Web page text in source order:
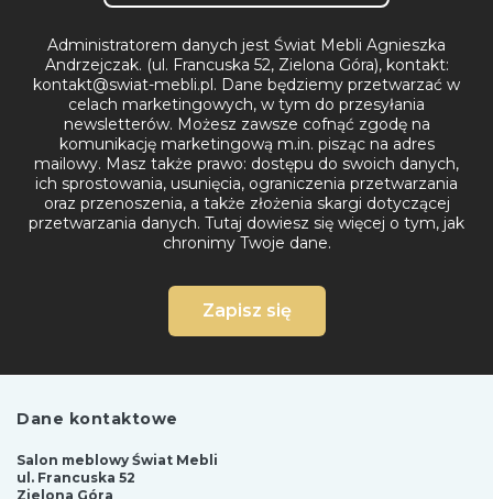
Administratorem danych jest Świat Mebli Agnieszka
Andrzejczak. (ul. Francuska 52, Zielona Góra), kontakt:
kontakt@swiat-mebli.pl. Dane będziemy przetwarzać w
celach marketingowych, w tym do przesyłania
newsletterów. Możesz zawsze cofnąć zgodę na
komunikację marketingową m.in. pisząc na adres
mailowy. Masz także prawo: dostępu do swoich danych,
ich sprostowania, usunięcia, ograniczenia przetwarzania
oraz przenoszenia, a także złożenia skargi dotyczącej
przetwarzania danych. Tutaj dowiesz się więcej o tym, jak
chronimy Twoje dane.
Zapisz się
Dane kontaktowe
Salon meblowy Świat Mebli
ul. Francuska 52
Zielona Góra